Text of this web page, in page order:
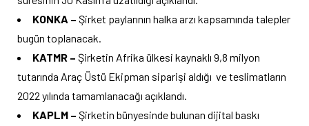
KONKA – Şirket paylarının halka arzı kapsamında talepler
bugün toplanacak.
KATMR – Şirketin Afrika ülkesi kaynaklı 9,8 milyon
tutarında Araç Üstü Ekipman siparişi aldığı ve teslimatların
2022 yılında tamamlanacağı açıklandı.
KAPLM – Şirketin bünyesinde bulunan dijital baskı